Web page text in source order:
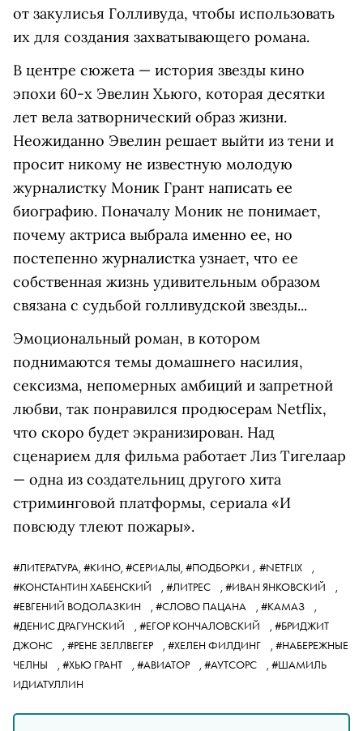
от закулисья Голливуда, чтобы использовать
их для создания захватывающего романа.
В центре сюжета — история звезды кино
эпохи 60-х Эвелин Хьюго, которая десятки
лет вела затворнический образ жизни.
Неожиданно Эвелин решает выйти из тени и
просит никому не известную молодую
журналистку Моник Грант написать ее
биографию. Поначалу Моник не понимает,
почему актриса выбрала именно ее, но
постепенно журналистка узнает, что ее
собственная жизнь удивительным образом
связана с судьбой голливудской звезды...
Эмоциональный роман, в котором
поднимаются темы домашнего насилия,
сексизма, непомерных амбиций и запретной
любви, так понравился продюсерам Netflix,
что скоро будет экранизирован. Над
сценарием для фильма работает Лиз Тигелаар
— одна из создательниц другого хита
стриминговой платформы, сериала «И
повсюду тлеют пожары».
#ЛИТЕРАТУРА, #КИНО, #СЕРИАЛЫ, #ПОДБОРКИ , #NETFLIX
,
#КОНСТАНТИН ХАБЕНСКИЙ
, #ЛИТРЕС , #ИВАН ЯНКОВСКИЙ
,
#ЕВГЕНИЙ ВОДОЛАЗКИН
, #СЛОВО ПАЦАНА , #КАМАЗ
,
#ДЕНИС ДРАГУНСКИЙ
, #ЕГОР КОНЧАЛОВСКИЙ , #БРИДЖИТ
ДЖОНС
, #РЕНЕ ЗЕЛЛВЕГЕР , #ХЕЛЕН ФИЛДИНГ , #НАБЕРЕЖНЫЕ
ЧЕЛНЫ
, #ХЬЮ ГРАНТ , #АВИАТОР , #АУТСОРС , #ШАМИЛЬ
ИДИАТУЛЛИН